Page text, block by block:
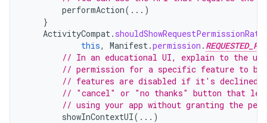
performAction(...)
}
ActivityCompat.
this, Manifest.permission .
// In an educational UI, explain to the
// permission for a specific feature to
// features are disabled if it's
// "cancel" or "no thanks" button that
// using your app without granting the
showInContextUI(...)